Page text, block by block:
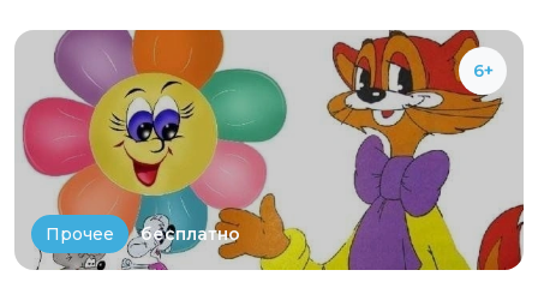
6+
Прочее бесплатно